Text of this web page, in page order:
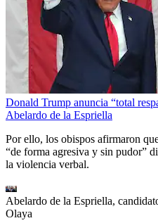
Donald Trump anuncia “total
Abelardo de la Espriella
Por ello, los obispos afirmaron
“de forma agresiva y sin pudor”
la violencia verbal.
Abelardo de la Espriella,
Olaya